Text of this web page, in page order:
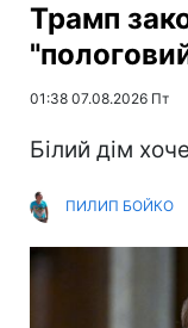
Трамп
01:38 07.08.2026 Пт
Білий дім
ПИЛИП БОЙКО